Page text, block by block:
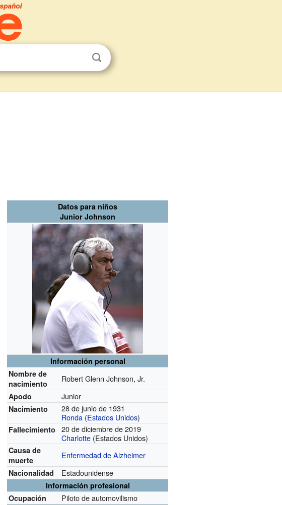
Datos para niños
Junior Johnson
Información personal
Nombre de
nacimiento
Robert Glenn Johnson, Jr.
Apodo Junior
Nacimiento
28 de junio de 1931
Ronda (Estados Unidos)
Fallecimiento
20 de diciembre de 2019
Charlotte (Estados Unidos)
Causa de
muerte
Enfermedad de Alzheimer
Nacionalidad Estadounidense
Información profesional
Ocupación
Piloto de automovilismo